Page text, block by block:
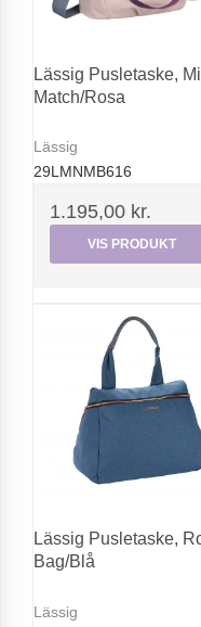
Lässig Pusletaske,
Match/Rosa
Lässig
29LMNMB616
1.195,00 kr.
VIS PRODUKT
Lässig Pusletaske,
Bag/Blå
Lässig